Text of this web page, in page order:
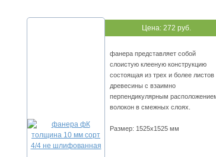
Цена: 272 руб.
фанера представляет собой
слоистую клееную конструкцию
состоящая из трех и более листов
древесины с взаимно
перпендикулярным
волокон в смежных слоях.
Размер: 1525х1525 мм